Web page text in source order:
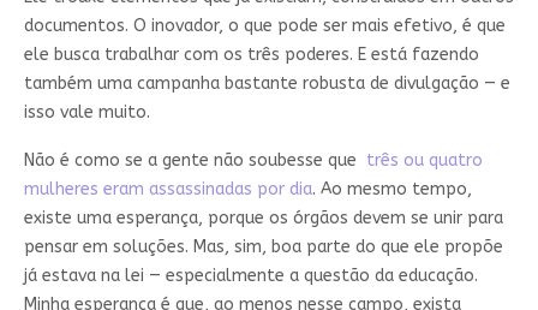
documentos. O inovador, o que pode ser mais efetivo, é que
ele busca trabalhar com os três poderes. E está fazendo
também uma campanha bastante robusta de divulgação — e
isso vale muito.
Não é como se a gente não soubesse que três ou quatro
mulheres eram assassinadas por dia. Ao mesmo tempo,
existe uma esperança, porque os órgãos devem se unir para
pensar em soluções. Mas, sim, boa parte do que ele propõe
já estava na lei — especialmente a questão da educação.
Minha esperança é que, ao menos nesse campo, exista